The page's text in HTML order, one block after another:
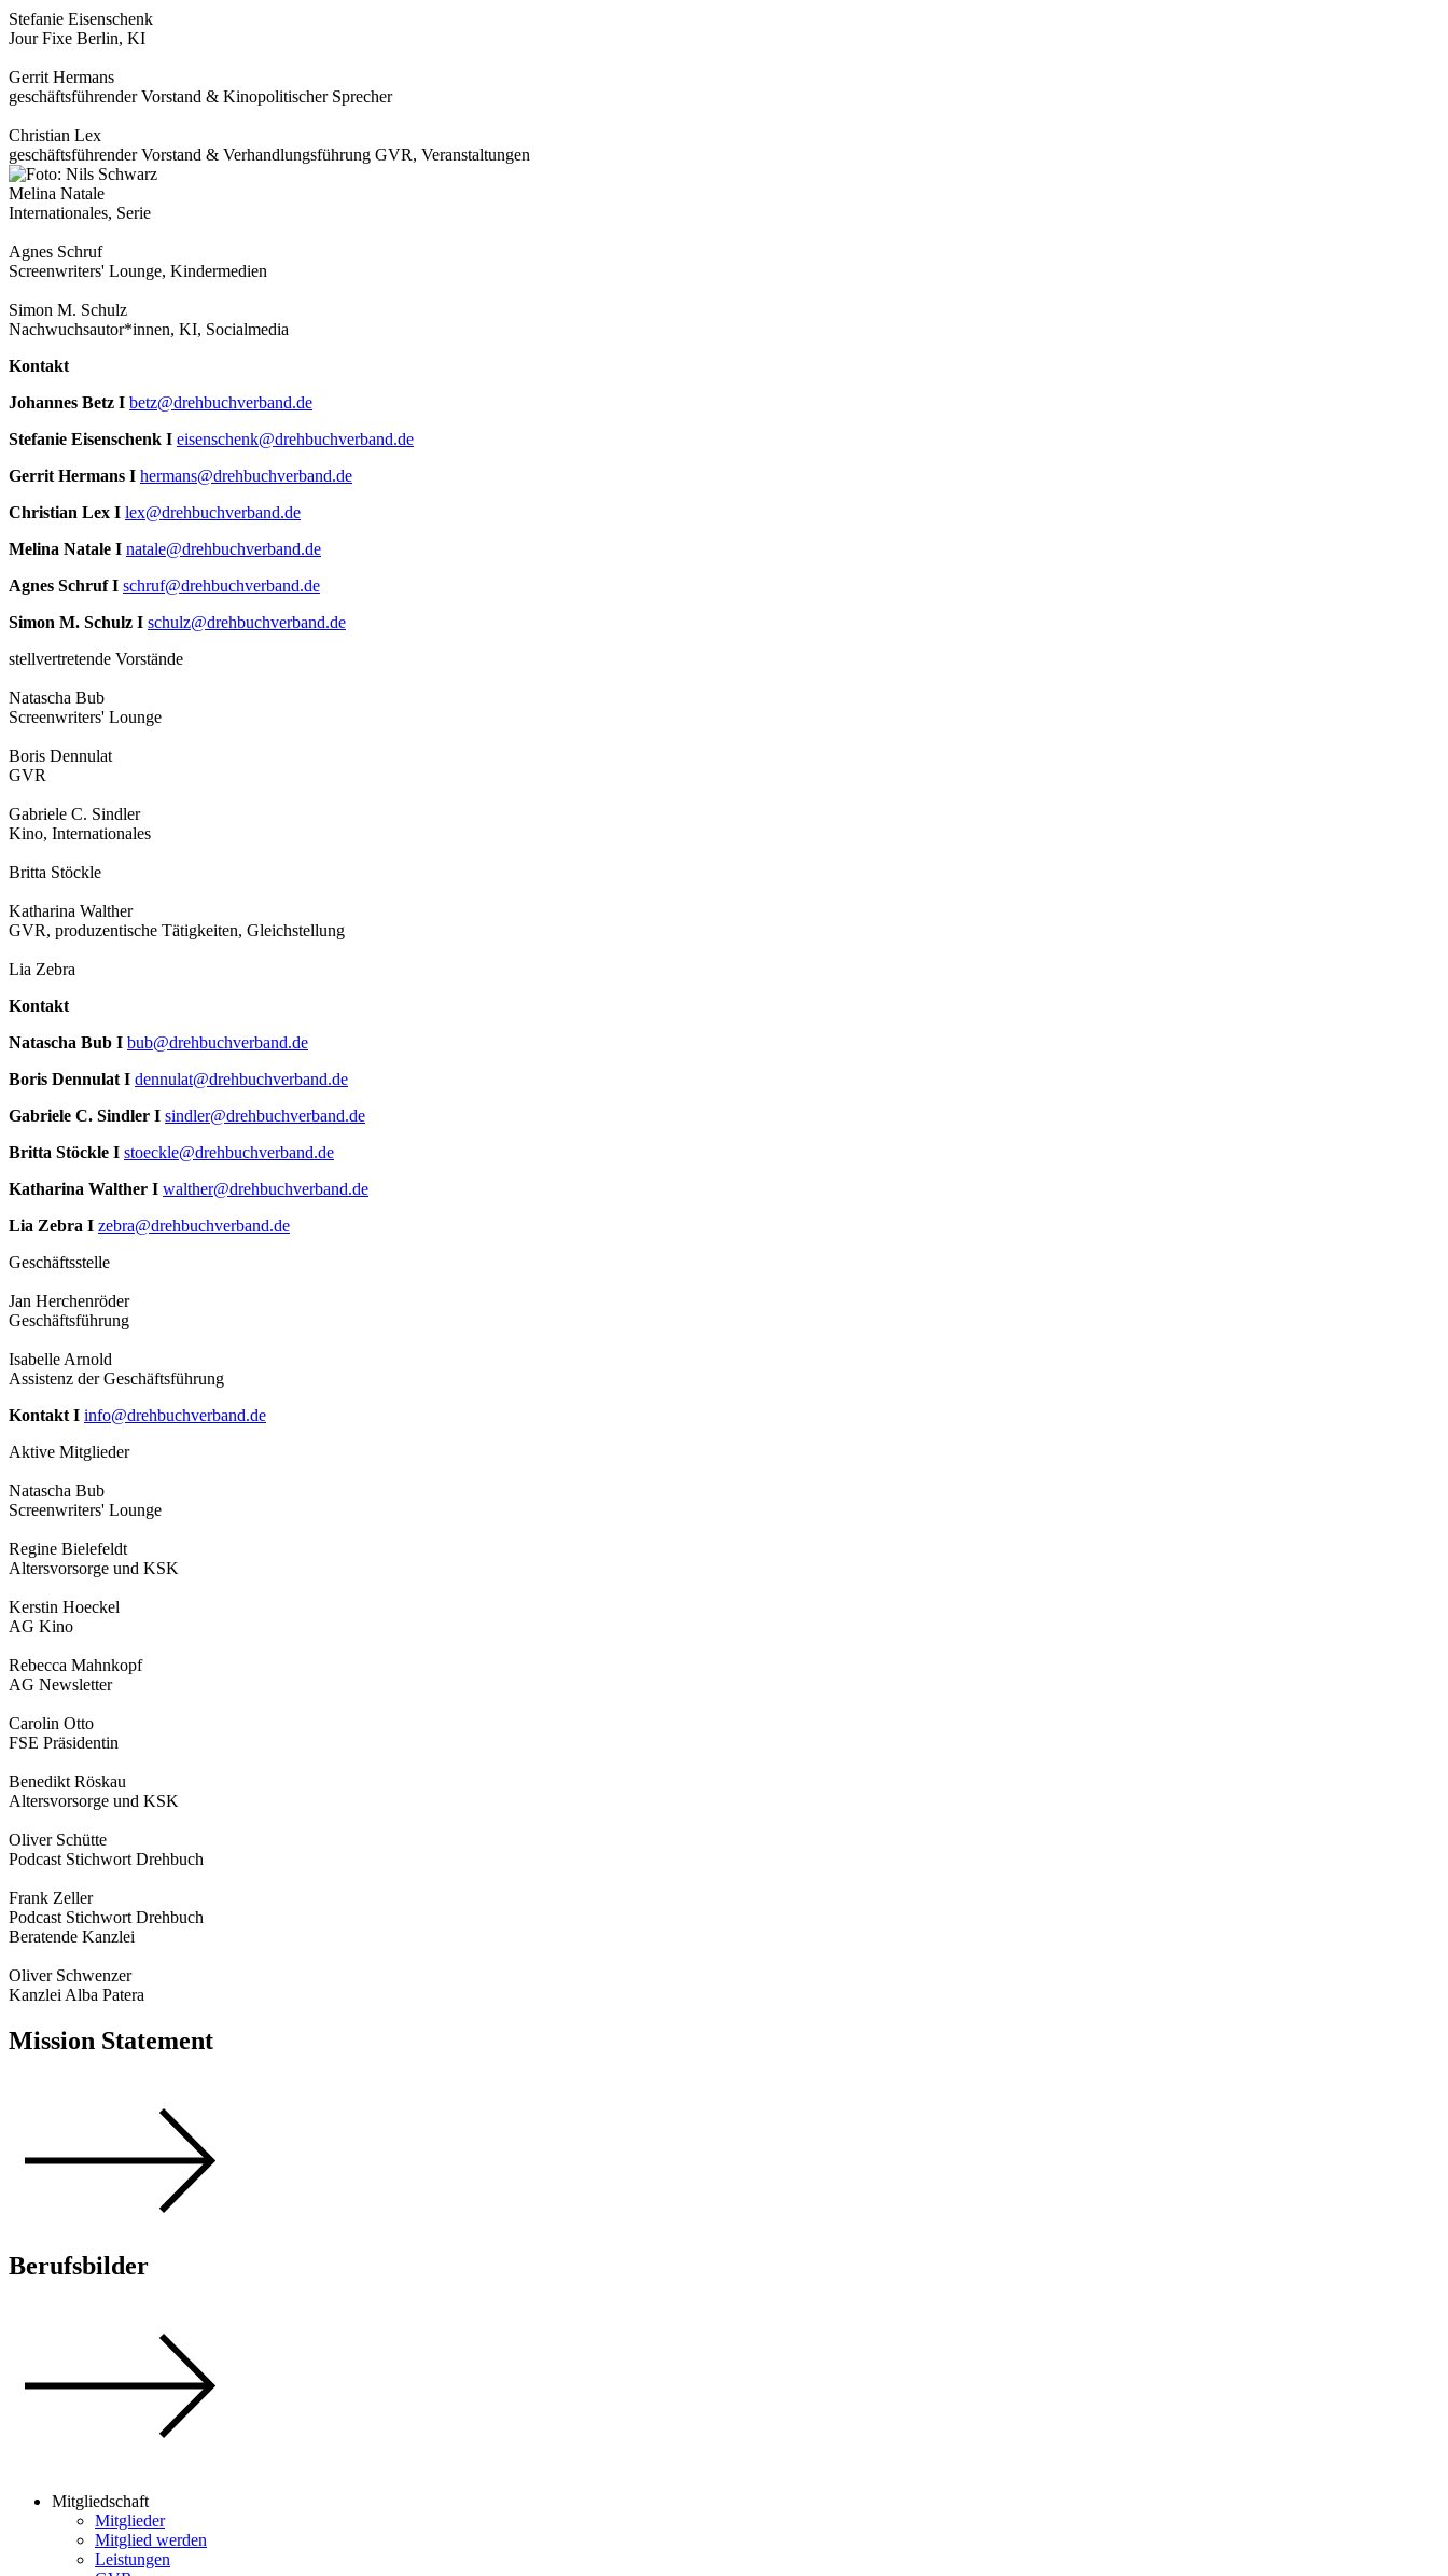
Stefanie Eisenschenk
Jour Fixe Berlin, KI
Gerrit Hermans
geschäftsführender Vorstand & Kinopolitischer Sprecher
Christian Lex
geschäftsführender Vorstand & Verhandlungsführung GVR, Veranstaltungen
Melina Natale
Internationales, Serie
Agnes Schruf
Screenwriters' Lounge, Kindermedien
Simon M. Schulz
Nachwuchsautor*innen, KI, Socialmedia
Kontakt
Johannes Betz I betz@drehbuchverband.de
Stefanie Eisenschenk I eisenschenk@drehbuchverband.de
Gerrit Hermans I hermans@drehbuchverband.de
Christian Lex I lex@drehbuchverband.de
Melina Natale I natale@drehbuchverband.de
Agnes Schruf I schruf@drehbuchverband.de
Simon M. Schulz I schulz@drehbuchverband.de
stellvertretende Vorstände
Natascha Bub
Screenwriters' Lounge
Boris Dennulat
GVR
Gabriele C. Sindler
Kino, Internationales
Britta Stöckle
Katharina Walther
GVR, produzentische Tätigkeiten, Gleichstellung
Lia Zebra
Kontakt
Natascha Bub I bub@drehbuchverband.de
Boris Dennulat I dennulat@drehbuchverband.de
Gabriele C. Sindler I sindler@drehbuchverband.de
Britta Stöckle I stoeckle@drehbuchverband.de
Katharina Walther I walther@drehbuchverband.de
Lia Zebra I zebra@drehbuchverband.de
Geschäftsstelle
Jan Herchenröder
Geschäftsführung
Isabelle Arnold
Assistenz der Geschäftsführung
Kontakt I info@drehbuchverband.de
Aktive Mitglieder
Natascha Bub
Screenwriters' Lounge
Regine Bielefeldt
Altersvorsorge und KSK
Kerstin Hoeckel
AG Kino
Rebecca Mahnkopf
AG Newsletter
Carolin Otto
FSE Präsidentin
Benedikt Röskau
Altersvorsorge und KSK
Oliver Schütte
Podcast Stichwort Drehbuch
Frank Zeller
Podcast Stichwort Drehbuch
Beratende Kanzlei
Oliver Schwenzer
Kanzlei Alba Patera
Mission Statement
Berufsbilder
Mitgliedschaft
Mitglieder
Mitglied werden
Leistungen